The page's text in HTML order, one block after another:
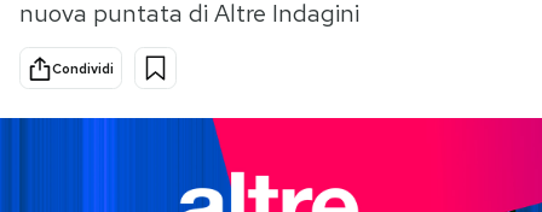
Internet
Scienza
Ok Boomer!
nuova puntata di Altre Indagini
Condividi